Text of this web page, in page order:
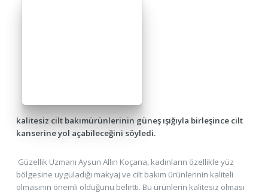
kalitesiz cilt bakımürünlerinin güneş ışığıyla birleşince cilt
kanserine yol açabileceğini söyledi.
Güzellik Uzmanı Aysun Allın Koçana, kadınların özellikle yüz
bölgesine uyguladığı makyaj ve cilt bakım ürünlerinin kaliteli
olmasının önemli olduğunu belirtti. Bu ürünlerin kalitesiz olması